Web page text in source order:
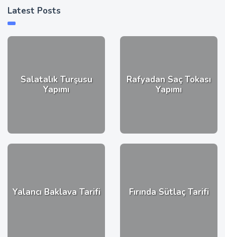
Latest Posts
Salatalık Turşusu
Yapımı
Rafyadan Saç Tokası
Yapımı
Yalancı Baklava Tarifi Fırında Sütlaç Tarifi